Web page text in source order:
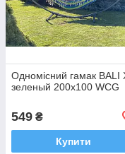
Одномісний гамак BALI
зеленый 200х100 WCG
549 ₴
Купити